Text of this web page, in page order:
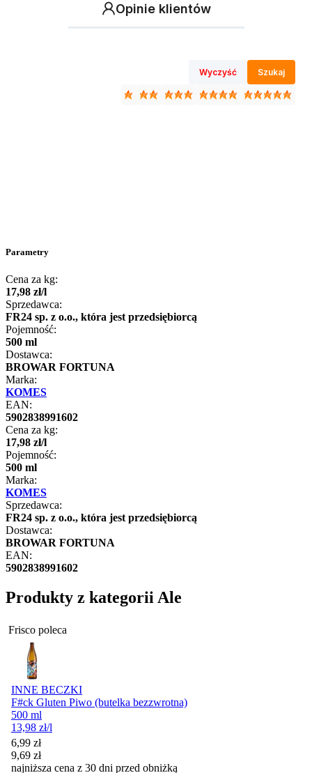
Opinie klientów
Wyczyść Szukaj
Parametry
Cena za kg:
17,98 zł/l
Sprzedawca:
FR24 sp. z o.o., która jest przedsiębiorcą
Pojemność:
500 ml
Dostawca:
BROWAR FORTUNA
Marka:
KOMES
EAN:
5902838991602
Cena za kg:
17,98 zł/l
Pojemność:
500 ml
Marka:
KOMES
Sprzedawca:
FR24 sp. z o.o., która jest przedsiębiorcą
Dostawca:
BROWAR FORTUNA
EAN:
5902838991602
Produkty z kategorii Ale
Frisco poleca
INNE BECZKI
F#ck Gluten Piwo (butelka bezzwrotna)
500 ml
13,98 zł/l
Cena promocyjna
6,99 zł
9,69 zł
najniższa cena z 30 dni przed obniżką